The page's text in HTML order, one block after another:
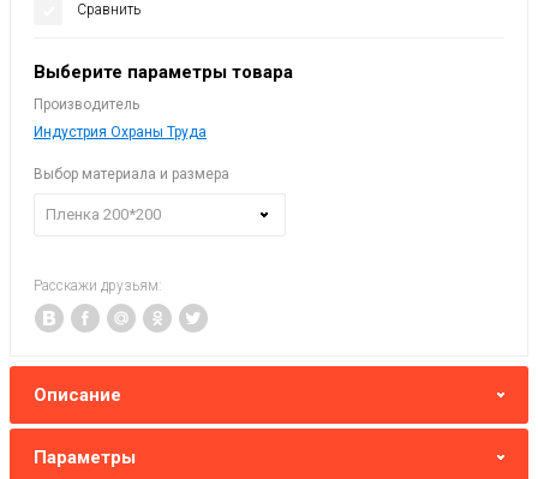
Сравнить
Выберите параметры товара
Производитель
Индустрия Охраны Труда
Выбор материала и размера
Пленка 200*200
Расскажи друзьям:
Описание
Параметры